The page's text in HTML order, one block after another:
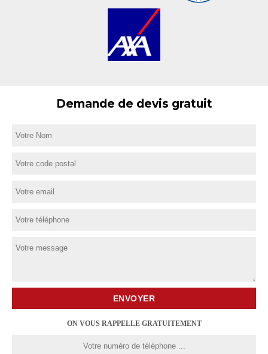
Demande de devis gratuit
ON VOUS RAPPELLE GRATUITEMENT